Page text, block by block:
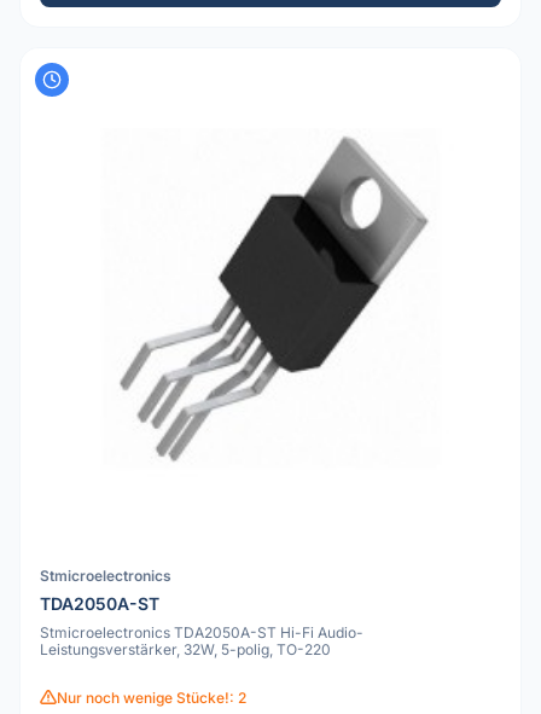
Stmicroelectronics
TDA2050A-ST
Stmicroelectronics TDA2050A-ST Hi-Fi Audio-
Leistungsverstärker, 32W, 5-polig, TO-220
Nur noch wenige Stücke!: 2